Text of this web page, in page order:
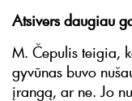
Atsivers daugiau
M. Čepulis teigia,
gyvūnas buvo
įrangą, ar ne. Jo